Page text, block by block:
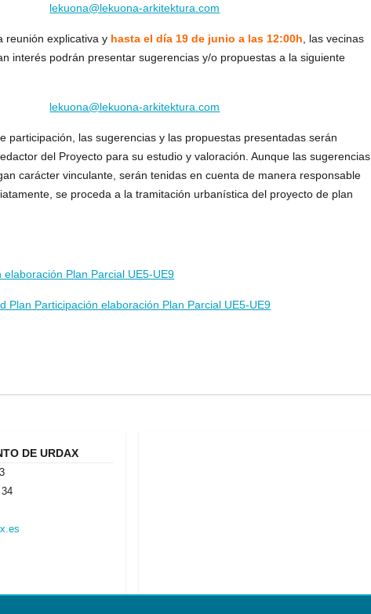
lekuona@lekuona-arkitektura.com
reunión explicativa y hasta el día 19 de junio a las 12:00h , las vecinas
interés podrán presentar sugerencias y/o propuestas a la siguiente
lekuona@lekuona-arkitektura.com
participación, las sugerencias y las propuestas presentadas serán
del Proyecto para su estudio y valoración. Aunque las sugerencias
carácter vinculante, serán tenidas en cuenta de manera responsable
se proceda a la tramitación urbanística del proyecto de plan
elaboración Plan Parcial UE5-UE9
Plan Participación elaboración Plan Parcial UE5-UE9
DE URDAX